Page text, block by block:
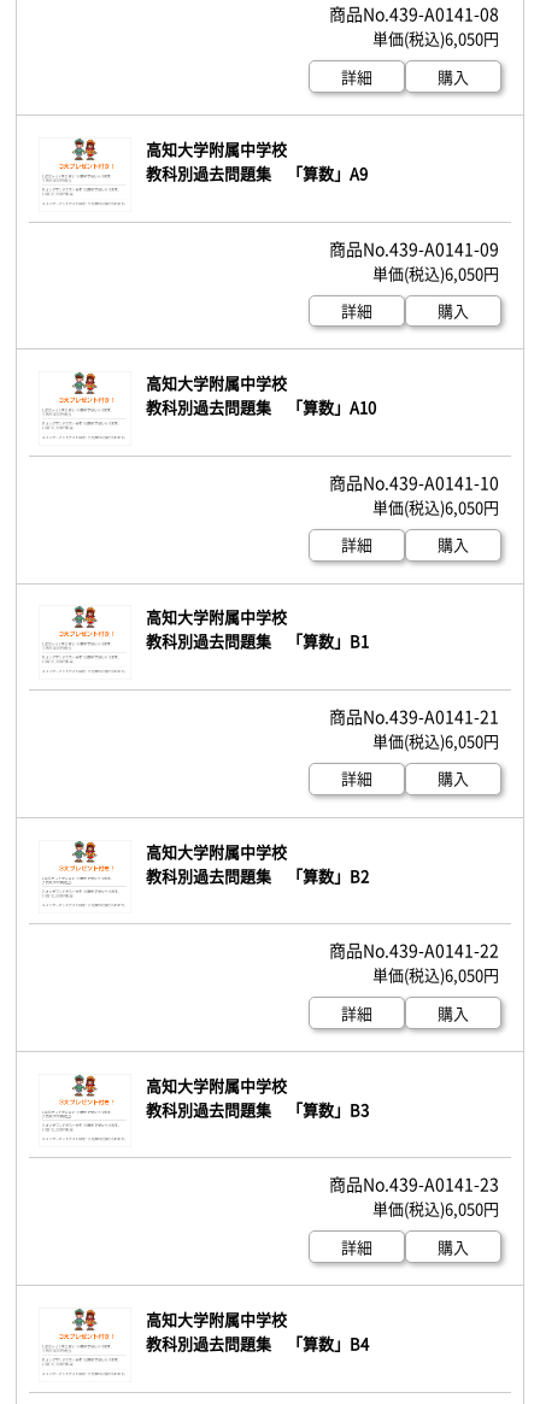
439-A0141-08
6,050円
詳細
購入
高知大学附属中学校
教科別過去問題集 「算数」A9
439-A0141-09
6,050円
詳細
購入
高知大学附属中学校
教科別過去問題集 「算数」A10
439-A0141-10
6,050円
詳細
購入
高知大学附属中学校
教科別過去問題集 「算数」B1
439-A0141-21
6,050円
詳細
購入
高知大学附属中学校
教科別過去問題集 「算数」B2
439-A0141-22
6,050円
詳細
購入
高知大学附属中学校
教科別過去問題集 「算数」B3
439-A0141-23
6,050円
詳細
購入
高知大学附属中学校
教科別過去問題集 「算数」B4